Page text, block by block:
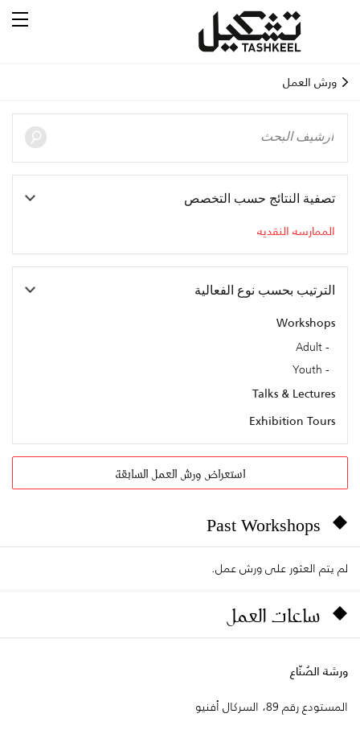
ورش العمل
تصفية النتائج حسب التخصص
الممارسه النقديه
الترتيب بحسب نوع الفعالية
Workshops
Adult
Youth
Talks & Lectures
Exhibition Tours
استعراض ورش العمل السابقة
Past Workshops
لم يتم العثور على ورش عمل.
ساعات العمل
ورشة الصُنّاع
المستودع رقم 89، السركال أفنيو